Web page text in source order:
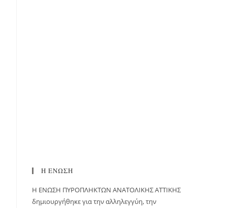
Η ΕΝΩΣΗ
H ΕΝΩΣΗ ΠΥΡΟΠΛΗΚΤΩΝ ΑΝΑΤΟΛΙΚΗΣ ΑΤΤΙΚΗΣ
δημιουργήθηκε για την αλληλεγγύη, την